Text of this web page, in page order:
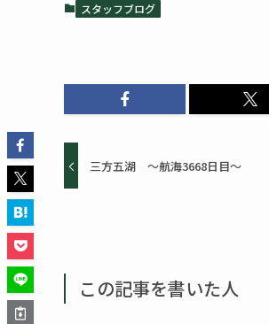
スタッフブログ
三方五湖 ～航海3668日目～
この記事を書いた人